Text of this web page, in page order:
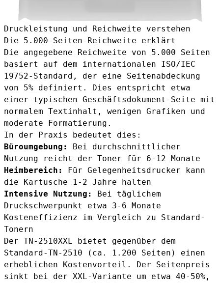
Druckleistung und Reichweite verstehen
Die 5.000-Seiten-Reichweite erklärt
Die angegebene Reichweite von 5.000 Seiten
basiert auf dem internationalen ISO/IEC
19752-Standard, der eine Seitenabdeckung
von 5% definiert. Dies entspricht etwa
einer typischen Geschäftsdokument-Seite mit
normalem Textinhalt, wenigen Grafiken und
moderate Formatierung.
In der Praxis bedeutet dies:
Büroumgebung:
Bei durchschnittlicher
Nutzung reicht der Toner für 6-12 Monate
Heimbereich:
Für Gelegenheitsdrucker kann
die Kartusche 1-2 Jahre halten
Intensive Nutzung:
Bei täglichem
Druckschwerpunkt etwa 3-6 Monate
Kosteneffizienz im Vergleich zu Standard-
Tonern
Der TN-2510XXL bietet gegenüber dem
Standard-TN-2510 (ca. 1.200 Seiten) einen
erheblichen Kostenvorteil. Der Seitenpreis
sinkt bei der XXL-Variante um etwa 40-50%,